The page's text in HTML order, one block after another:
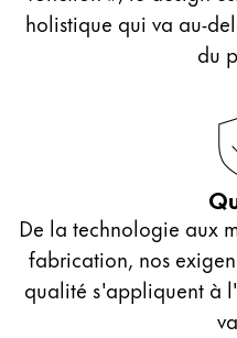
holistique qui va au-
du
De la technologie aux
fabrication, nos
qualité s'appliquent à